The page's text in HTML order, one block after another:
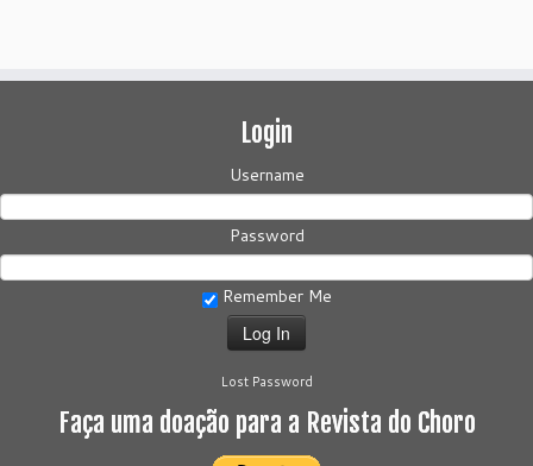
Login
Username
Password
Remember Me
Lost Password
Faça uma doação para a Revista do Choro